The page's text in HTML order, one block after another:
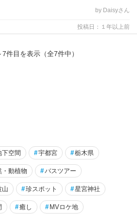
by Daisyさん
投稿日：１年以上前
7件目を表示（全7件中）
下空間 #宇都宮 #栃木県
・動植物 #バスツアー
山 #珍スポット #星宮神社
#癒し # MVロケ地